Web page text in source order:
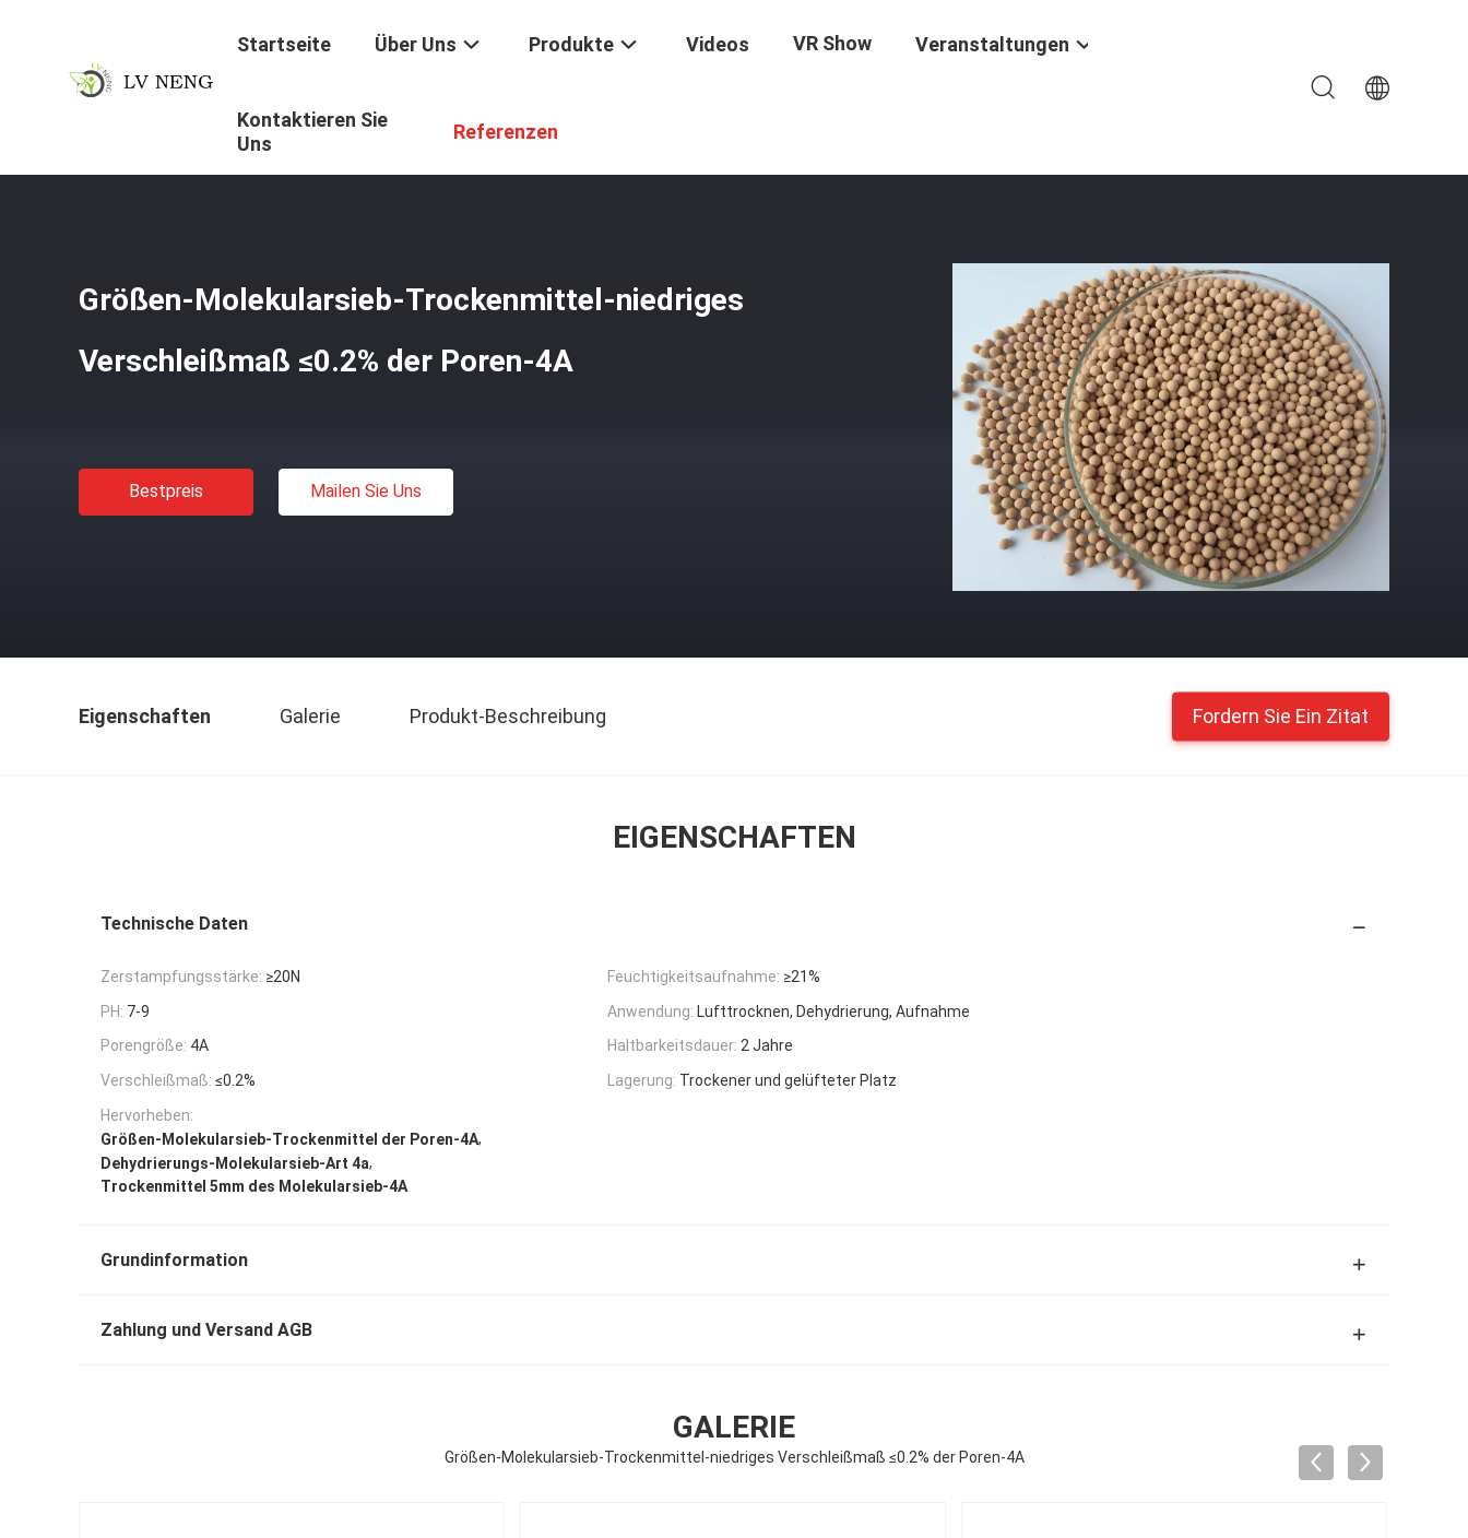
Startseite Über Uns Produkte Videos VR Show Veranstaltungen
Kontaktieren Sie
Uns
Referenzen
/ Trockenmittel Des Molekularsiebs 4a
Größen-Molekularsieb-Trockenmittel-niedriges
Verschleißmaß ≤0.2% der Poren-4A
Bestpreis Mailen Sie Uns
Eigenschaften Galerie Produkt-Beschreibung Fordern Sie Ein Zitat
EIGENSCHAFTEN
Technische Daten
Zerstampfungsstärke: ≥20N Feuchtigkeitsaufnahme: ≥21%
PH: 7-9 Anwendung: Lufttrocknen, Dehydrierung, Aufnahme
Porengröße: 4A Haltbarkeitsdauer: 2 Jahre
Verschleißmaß: ≤0.2% Lagerung: Trockener und gelüfteter Platz
Hervorheben:
Größen-Molekularsieb-Trockenmittel der Poren-4A,
Dehydrierungs-Molekularsieb-Art 4a,
Trockenmittel 5mm des Molekularsieb-4A
Grundinformation
Zahlung und Versand AGB
GALERIE
Größen-Molekularsieb-Trockenmittel-niedriges Verschleißmaß ≤0.2% der Poren-4A